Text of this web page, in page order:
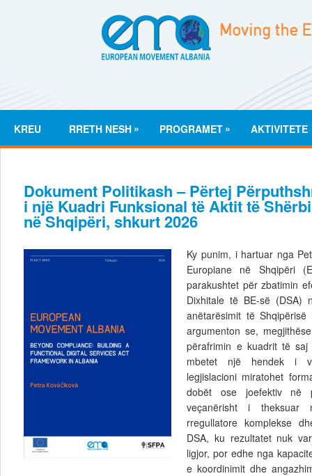
KREU RRETH NESH » PROGRAMET » AKTIVITETE
Dokument Politikash – Përtej
i një Kuadri Funksional të Aktit të
në Shqipëri, shkurt 2026
Ky punim, i hartuar nga
Europiane në Shqipëri
parakushtet për zbatimin
Dixhitale të BE-së (DSA)
anëtarësimit të
argumenton se,
përafrimin e kuadrit të
mbetet një hendek i
legjislacioni miratohet
dobët ose joefektiv në
veçanërisht i theksuar
rregullatore komplekse
DSA, ku rezultatet nuk
ligjor, por edhe nga
e koordinimit dhe